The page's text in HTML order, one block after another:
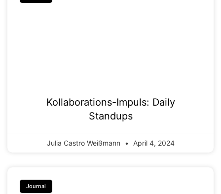
Kollaborations-Impuls: Daily
Standups
Julia Castro Weißmann April 4, 2024
Journal